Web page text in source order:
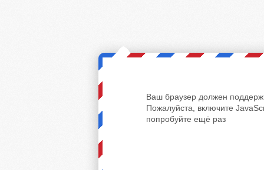
Ваш браузер должен
Пожалуйста, включите
попробуйте ещё раз